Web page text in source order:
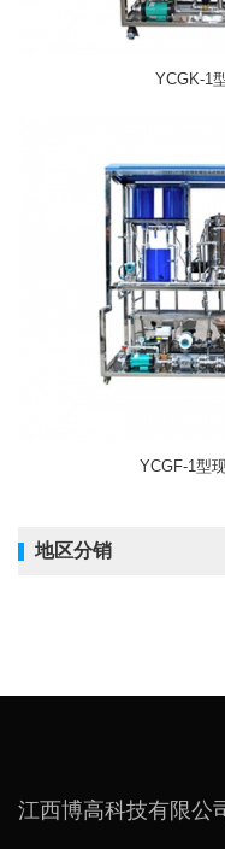
YCGK-1
YCGF-1型
地区分销
江西博高科技有限公